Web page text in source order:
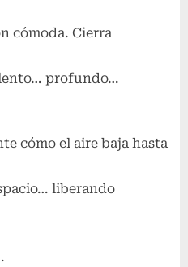
cómoda. Cierra
profundo…
cómo el aire baja hasta
liberando